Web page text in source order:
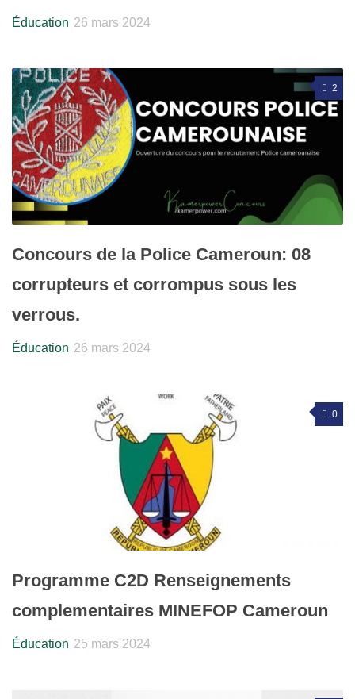
Éducation 26 mars 2024
2
Concours de la Police Cameroun: 08
corrupteurs et corrompus sous les
verrous.
Éducation 26 mars 2024
0
Programme C2D Renseignements
complementaires MINEFOP Cameroun
Éducation 25 mars 2024